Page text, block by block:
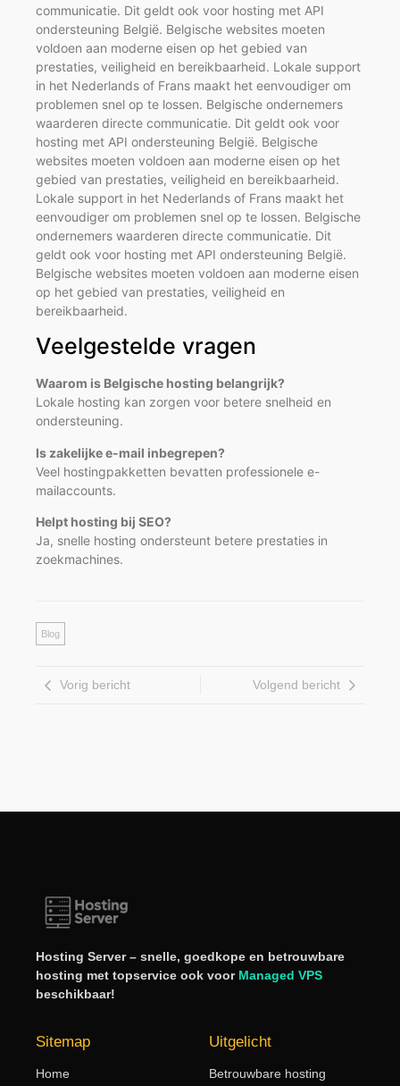
communicatie. Dit geldt ook voor hosting met API
ondersteuning België. Belgische websites moeten
voldoen aan moderne eisen op het gebied van
prestaties, veiligheid en bereikbaarheid. Lokale support
in het Nederlands of Frans maakt het eenvoudiger om
problemen snel op te lossen. Belgische ondernemers
waarderen directe communicatie. Dit geldt ook voor
hosting met API ondersteuning België. Belgische
websites moeten voldoen aan moderne eisen op het
gebied van prestaties, veiligheid en bereikbaarheid.
Lokale support in het Nederlands of Frans maakt het
eenvoudiger om problemen snel op te lossen. Belgische
ondernemers waarderen directe communicatie. Dit
geldt ook voor hosting met API ondersteuning België.
Belgische websites moeten voldoen aan moderne eisen
op het gebied van prestaties, veiligheid en
bereikbaarheid.
Veelgestelde vragen
Waarom is Belgische hosting belangrijk?
Lokale hosting kan zorgen voor betere snelheid en
ondersteuning.
Is zakelijke e-mail inbegrepen?
Veel hostingpakketten bevatten professionele e-
mailaccounts.
Helpt hosting bij SEO?
Ja, snelle hosting ondersteunt betere prestaties in
zoekmachines.
Blog
Vorig bericht Volgend bericht
Hosting Server – snelle, goedkope en betrouwbare
hosting met topservice ook voor Managed VPS
beschikbaar!
Sitemap
Home
Uitgelicht
Betrouwbare hosting